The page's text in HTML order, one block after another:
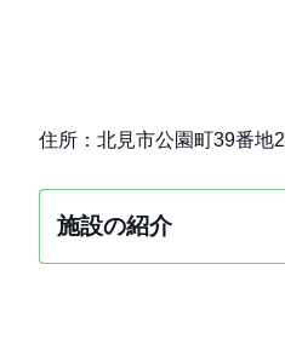
住所：北見市公園町39番地2
施設の紹介